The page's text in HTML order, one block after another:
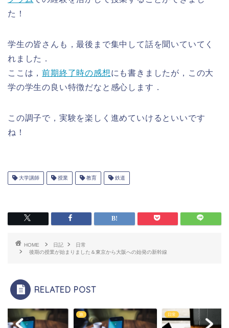
た！
学生の皆さんも，最後まで集中して話を聞いていてく
れました．
ここは，前期終了時の感想にも書きましたが，この大
学の学生の良い特徴だなと感心します．
この調子で，実験を楽しく進めていけるといいです
ね！
大学講師 授業 教育 鉄道
HOME 日記
日常
後期の授業が始まりました＆東京から大阪への始発の新幹線
RELATED POST
旅 日常